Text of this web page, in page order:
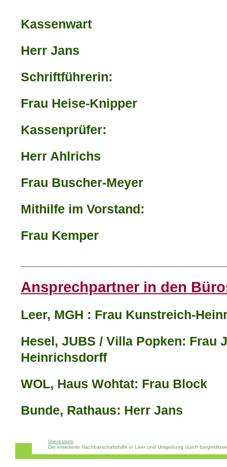
Kassenwart
Herr Jans
Schriftführerin:
Frau Heise-Knipper
Kassenprüfer:
Herr Ahlrichs
Frau Buscher-Meyer
Mithilfe im Vorstand:
Frau Kemper
Ansprechpartner in den
Leer, MGH : Frau Kunstreich-
Hesel, JUBS / Villa Popken: Frau
Heinrichsdorff
WOL, Haus Wohtat: Frau Block
Bunde, Rathaus: Herr Jans
Impressum
Die erweiterte Nachbarschaftshilfe in Leer und Umgebung durch